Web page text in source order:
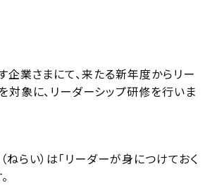
企業さまにて、来たる新年度からリー
対象に、リーダーシップ研修を行いま
らい）は「リーダーが身につけておく